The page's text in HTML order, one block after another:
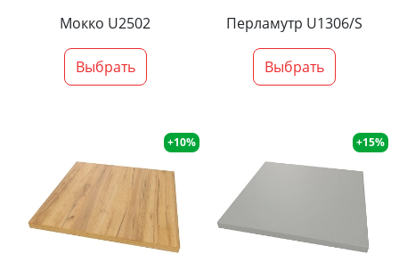
Мокко U2502
Выбрать
Перламутр U1306/S
Выбрать
+10% +15%